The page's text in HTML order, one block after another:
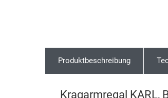
Produktbeschreibung
Kragarmregal KARL,